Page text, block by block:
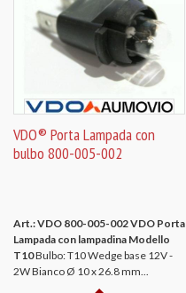
VDO® Porta Lampada con
bulbo 800-005-002
Art.: VDO 800-005-002VDO Porta
Lampada con lampadina Modello
T10Bulbo: T10 Wedge base 12V -
2W Bianco Ø 10 x 26.8 mm...